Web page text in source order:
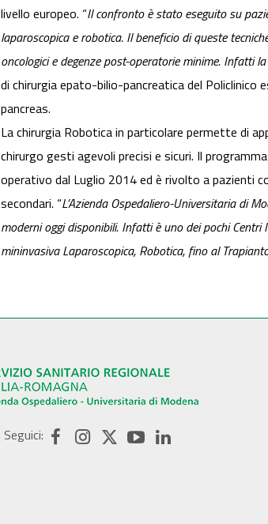
livello europeo. “Il confronto è stato eseguito su
laparoscopica e robotica. Il beneficio di queste
oncologici e degenze post-operatorie minime. Infatti
di chirurgia epato-bilio-pancreatica del Policlinico
pancreas.
La chirurgia Robotica in particolare permette di
chirurgo gesti agevoli precisi e sicuri. Il
operativo dal Luglio 2014 ed è rivolto a pazienti
secondari. “L’Azienda Ospedaliero-Universitaria di
moderni oggi disponibili. Infatti è uno dei pochi
mininvasiva Laparoscopica, Robotica, fino al
Seguici: